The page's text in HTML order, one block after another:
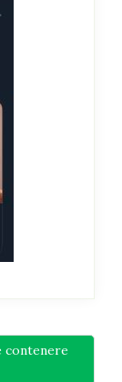
contenere